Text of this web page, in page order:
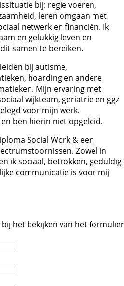
bij: regie voeren,
leren omgaan met
netwerk en financiën. Ik
en gelukkig leven en
samen te bereiken.
bij autisme,
hoarding en andere
Mijn ervaring met
wijkteam, geriatrie en ggz
voor mijn werk.
ben hierin niet opgeleid.
Social Work & een
Zowel in
ik sociaal, betrokken, geduldig
communicatie is voor mij
het bekijken van het formulier